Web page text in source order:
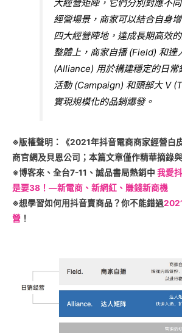
大經營矩陣，它們分別對應不
經營場景，商家可以結合自身
四大經營陣地，達成長期高效
整體上，商家自播 (Field) 和達
(Alliance) 用於構建穩定的日常
活動 (Campaign) 和頭部大 V
實現規模化的品銷爆發。
※版權聲明：《2021年抖音電商商家經營白
商官網及貝恩公司；本篇文章僅作精華摘錄
※博客來、全台7-11、誠品書局熱銷中 我愛
是要38！—新電商、新網紅、賺錢新商機
※想學習如何用抖音賣商品？你不能錯過
營 ！